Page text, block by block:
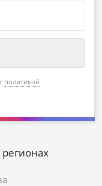
политикой